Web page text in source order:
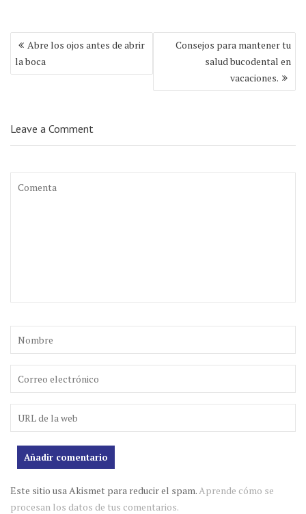
Navegación
de
entradas
Abre los ojos antes de abrir
la boca
Consejos para mantener tu
salud bucodental en
vacaciones.
Leave a Comment
Este sitio usa Akismet para reducir el spam. Aprende cómo se
procesan los datos de tus comentarios.